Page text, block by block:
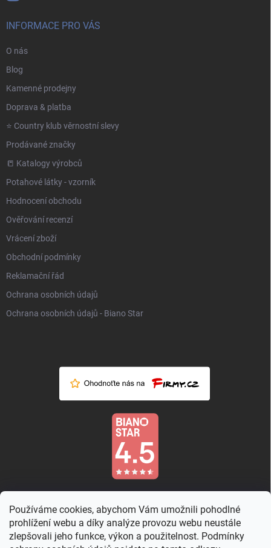
Používáme cookies, abychom Vám umožnili pohodlné
prohlížení webu a díky analýze provozu webu neustále
zlepšovali jeho funkce, výkon a použitelnost. Podmínky
INFORMACE PRO VÁS
O nás
Blog
Kamenné prodejny
Doprava & platba
⭐️ Country klub věrnostní slevy
Prodávané značky
📒 Katalogy výrobců
Potahové látky - vzorník
Hodnocení obchodu
Ověřování recenzí
Vrácení zboží
Obchodní podmínky
Reklamační řád
Ochrana osobních údajů
Ochrana osobních údajů - Biano Star